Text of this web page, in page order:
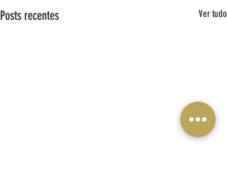
Posts recentes Ver tudo